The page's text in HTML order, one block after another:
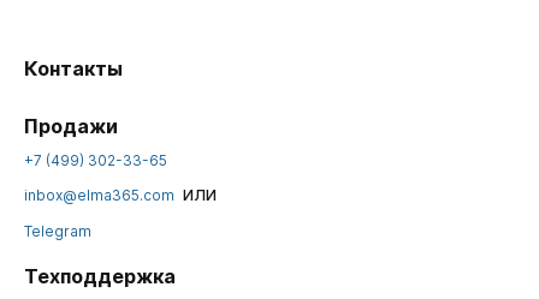
Контакты
Продажи
+7 (499) 302-33-65
inbox@elma365.com или
Telegram
Техподдержка